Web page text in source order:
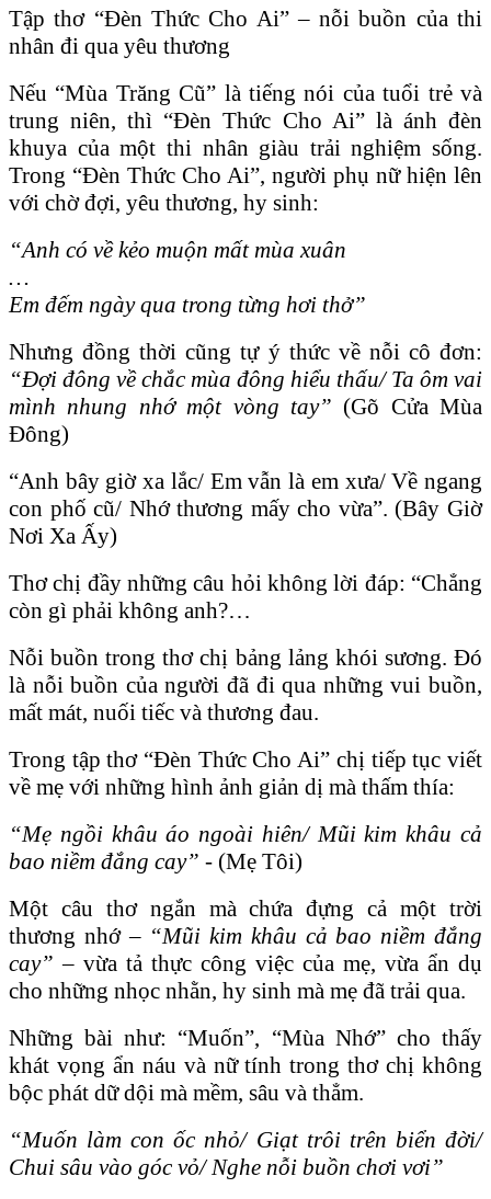
Tập thơ “Đèn Thức Cho Ai” – nỗi buồn của thi
nhân đi qua yêu thương
Nếu “Mùa Trăng Cũ” là tiếng nói của tuổi trẻ và
trung niên, thì “Đèn Thức Cho Ai” là ánh đèn
khuya của một thi nhân giàu trải nghiệm sống.
Trong “Đèn Thức Cho Ai”, người phụ nữ hiện lên
với chờ đợi, yêu thương, hy sinh:
“Anh có về kẻo muộn mất mùa xuân
…
Em đếm ngày qua trong từng hơi thở”
Nhưng đồng thời cũng tự ý thức về nỗi cô đơn:
“Đợi đông về chắc mùa đông hiểu thấu/ Ta ôm vai
mình nhung nhớ một vòng tay” (Gõ Cửa Mùa
Đông)
“Anh bây giờ xa lắc/ Em vẫn là em xưa/ Về ngang
con phố cũ/ Nhớ thương mấy cho vừa”. (Bây Giờ
Nơi Xa Ấy)
Thơ chị đầy những câu hỏi không lời đáp: “Chẳng
còn gì phải không anh?…
Nỗi buồn trong thơ chị bảng lảng khói sương. Đó
là nỗi buồn của người đã đi qua những vui buồn,
mất mát, nuối tiếc và thương đau.
Trong tập thơ “Đèn Thức Cho Ai” chị tiếp tục viết
về mẹ với những hình ảnh giản dị mà thấm thía:
“Mẹ ngồi khâu áo ngoài hiên/ Mũi kim khâu cả
bao niềm đắng cay” - (Mẹ Tôi)
Một câu thơ ngắn mà chứa đựng cả một trời
thương nhớ – “Mũi kim khâu cả bao niềm đắng
cay” – vừa tả thực công việc của mẹ, vừa ẩn dụ
cho những nhọc nhằn, hy sinh mà mẹ đã trải qua.
Những bài như: “Muốn”, “Mùa Nhớ” cho thấy
khát vọng ẩn náu và nữ tính trong thơ chị không
bộc phát dữ dội mà mềm, sâu và thẳm.
“Muốn làm con ốc nhỏ/ Giạt trôi trên biển đời/
Chui sâu vào góc vỏ/ Nghe nỗi buồn chơi vơi”